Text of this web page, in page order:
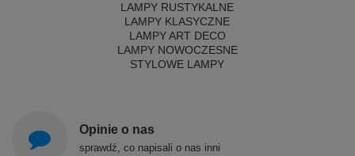
LAMPY RUSTYKALNE
LAMPY KLASYCZNE
LAMPY ART DECO
LAMPY NOWOCZESNE
STYLOWE LAMPY
Opinie o nas
sprawdź, co napisali o nas inni